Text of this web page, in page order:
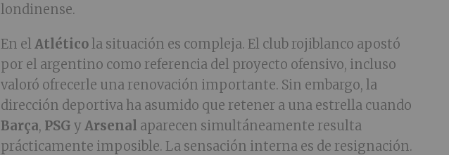
londinense.
En elAtléticola situación es compleja. El club rojiblanco apostó
por el argentino como referencia del proyecto ofensivo, incluso
valoró ofrecerle una renovación importante. Sin embargo, la
dirección deportiva ha asumido que retener a una estrella cuando
Barça, PSG yArsenal aparecen simultáneamente resulta
prácticamente imposible. La sensación interna es de resignación.